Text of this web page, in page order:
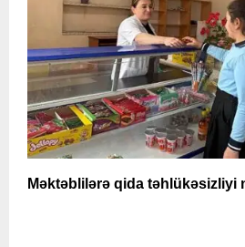
Məktəblilərə qida təhlükəsizliyi